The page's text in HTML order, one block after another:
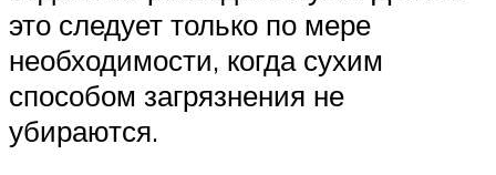
это следует только по мере
необходимости, когда сухим
способом загрязнения не
убираются.